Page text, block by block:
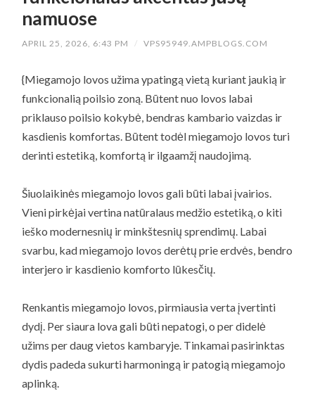
namuose
APRIL 25, 2026, 6:43 PM / VPS95949.AMPBLOGS.COM
{Miegamojo lovos užima ypatingą vietą kuriant jaukią ir
funkcionalią poilsio zoną. Būtent nuo lovos labai
priklauso poilsio kokybė, bendras kambario vaizdas ir
kasdienis komfortas. Būtent todėl miegamojo lovos turi
derinti estetiką, komfortą ir ilgaamžį naudojimą.
Šiuolaikinės miegamojo lovos gali būti labai įvairios.
Vieni pirkėjai vertina natūralaus medžio estetiką, o kiti
ieško modernesnių ir minkštesnių sprendimų. Labai
svarbu, kad miegamojo lovos derėtų prie erdvės, bendro
interjero ir kasdienio komforto lūkesčių.
Renkantis miegamojo lovos, pirmiausia verta įvertinti
dydį. Per siaura lova gali būti nepatogi, o per didelė
užims per daug vietos kambaryje. Tinkamai pasirinktas
dydis padeda sukurti harmoningą ir patogią miegamojo
aplinką.